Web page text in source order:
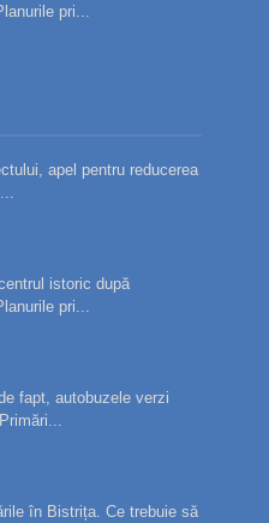
pri...
apel pentru reducerea
istoric după
pri...
fapt, autobuzele verzi
în Bistrița. Ce trebuie să